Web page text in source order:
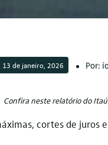
13 de janeiro, 2026 Por:
Confira neste relatório do Itaú
cortes de